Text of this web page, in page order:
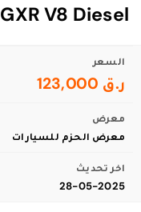
GXR V8 Diesel
السعر
ر.ق 123,000
معرض
معرض الحزم للسيارات
اخر تحديث
28-05-2025